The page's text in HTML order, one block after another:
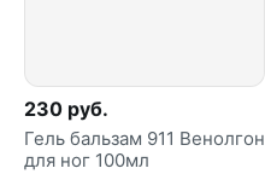
230 руб.
Гель бальзам 911 Венолгон
для ног 100мл